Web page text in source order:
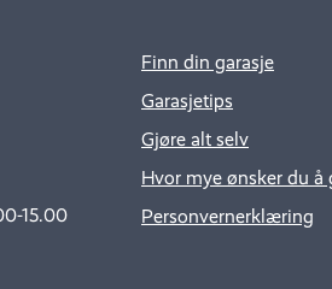
15.00
Finn din garasje
Garasjetips
Gjøre alt selv
Hvor mye ønsker du å
Personvernerklæring